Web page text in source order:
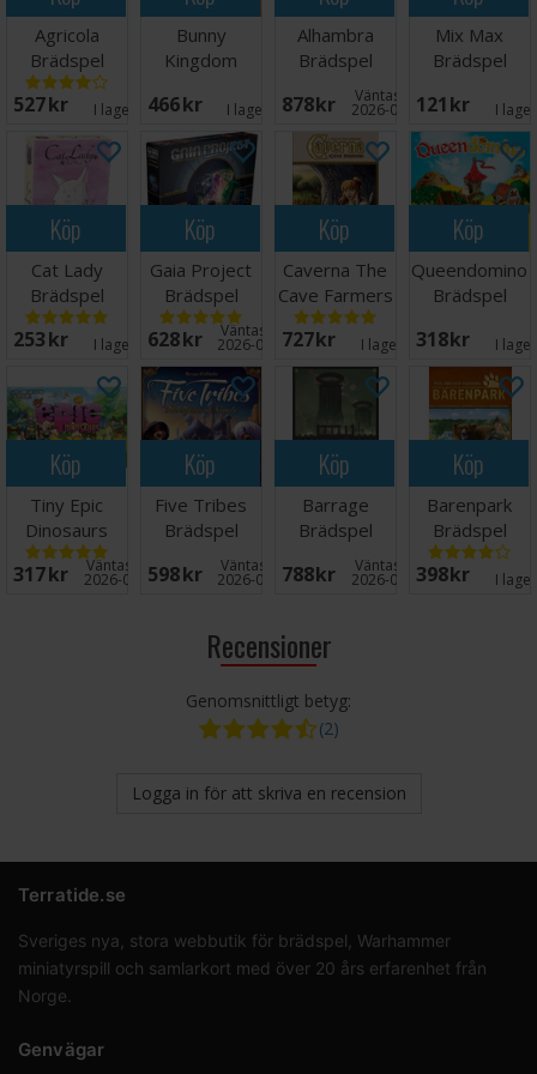
Agricola
Brädspel
527 SEK I lager: 9
Bunny
Kingdom
466 SEK I lager: 4
Alhambra
Brädspel
878 SEK Väntas in:
2026-09-30
Mix Max
Brädspel
121 SEK I
Köp
Cat Lady
Brädspel
253 SEK I lager: 1
Köp
Gaia Project
Brädspel
628 SEK Väntas in:
2026-09-30
Köp
Caverna The
Cave Farmers
Brädspel
727 SEK I lager: 9
Köp
Queendomino
Brädspel
318 SEK I
Köp
Tiny Epic
Dinosaurs
Brädspel
317 SEK Väntas in:
2026-09-30
Köp
Five Tribes
Brädspel
598 SEK Väntas in:
2026-09-30
Köp
Barrage
Brädspel
788 SEK Väntas in:
2026-09-30
Köp
Barenpark
Brädspel
398 SEK I
Recensioner
Genomsnittligt betyg:
(2)
Logga in för att skriva en recension
Terratide.se
Sveriges nya, stora webbutik för brädspel, Warhammer
miniatyrspill och samlarkort med över 20 års erfarenhet från
Norge.
Genvägar